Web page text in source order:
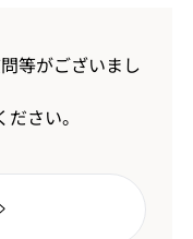
等がございまし
さい。